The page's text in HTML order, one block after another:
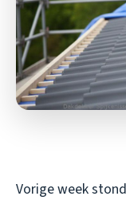
Vorige week